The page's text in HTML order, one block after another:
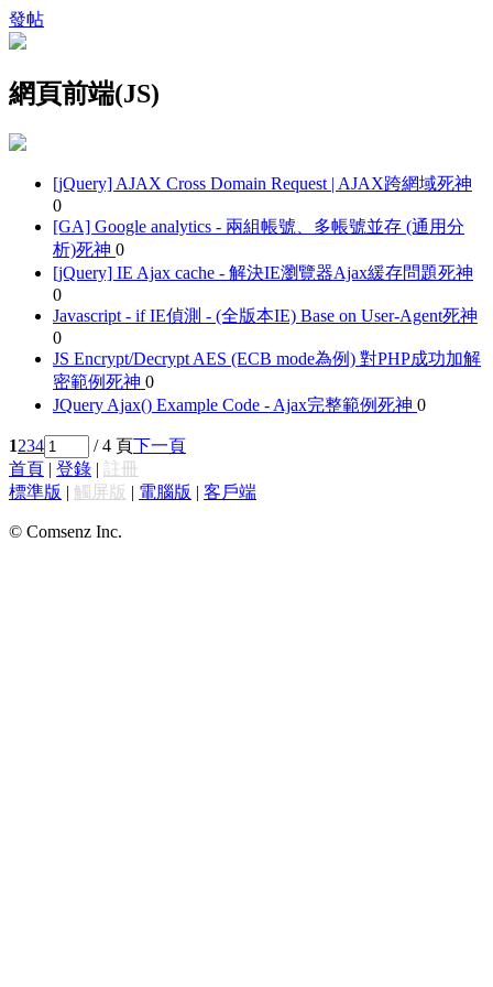
發帖
網頁前端(JS)
[jQuery] AJAX Cross Domain Request | AJAX跨網域死神
0
[GA] Google analytics - 兩組帳號、多帳號並存 (通用分
析)死神 0
[jQuery] IE Ajax cache - 解決IE瀏覽器Ajax緩存問題死神
0
Javascript - if IE偵測 - (全版本IE) Base on User-Agent死神
0
JS Encrypt/Decrypt AES (ECB mode為例) 對PHP成功加解
密範例死神 0
JQuery Ajax() Example Code - Ajax完整範例死神 0
1234 / 4 頁下一頁
首頁 | 登錄 | 註冊
標準版 | 觸屏版 | 電腦版 | 客戶端
© Comsenz Inc.